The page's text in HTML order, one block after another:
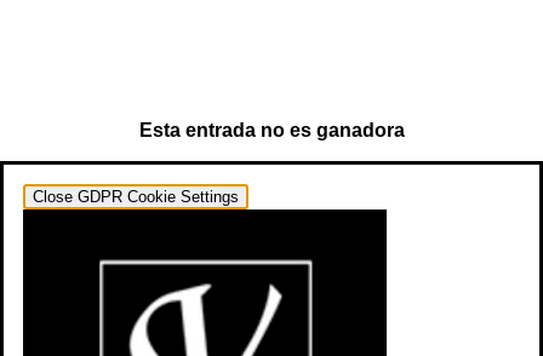
Esta entrada no es ganadora
Close GDPR Cookie Settings